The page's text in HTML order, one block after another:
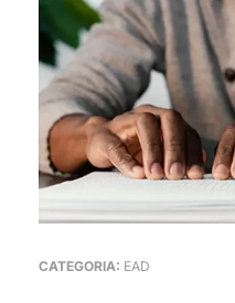
CATEGORIA: EAD